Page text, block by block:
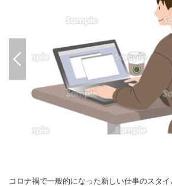
コロナ禍で一般的になった新しい仕事のスタ